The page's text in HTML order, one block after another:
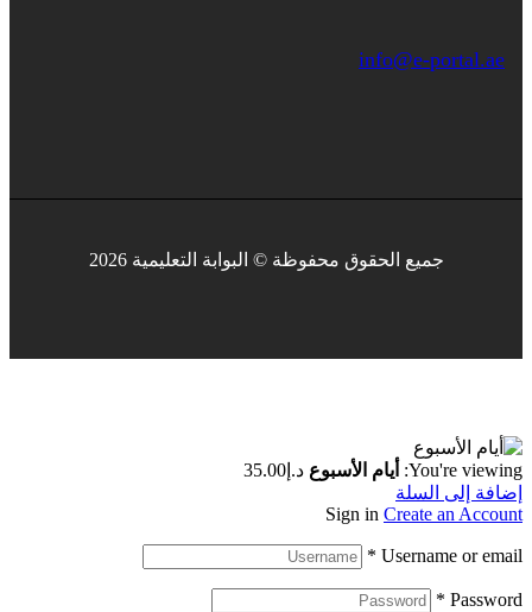
info@e-portal.ae
جميع الحقوق محفوظة © البوابة التعليمية 2026
You're viewing: أيام الأسبوع د.إ 35.00
إضافة إلى السلة
Sign in Create an Account
Username or email
*
Password
*